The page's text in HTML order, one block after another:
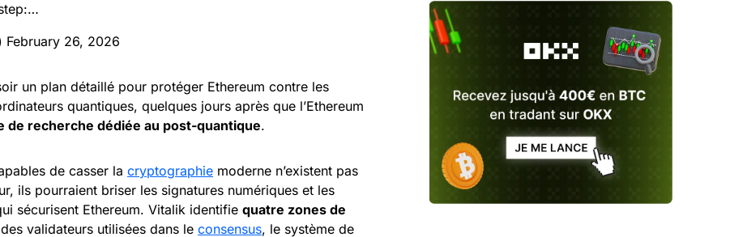
February 26, 2026
un plan détaillé pour protéger Ethereum contre les
quantiques, quelques jours après que l’Ethereum
de recherche dédiée au post-quantique.
de casser la cryptographie moderne n’existent pas
ils pourraient briser les signatures numériques et les
sécurisent Ethereum. Vitalik identifie quatre zones de
validateurs utilisées dans le consensus, le système de